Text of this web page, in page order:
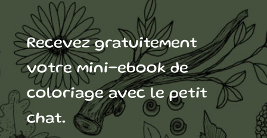
Recevez gratuitement
votre mini-ebook de
coloriage avec le petit
chat.